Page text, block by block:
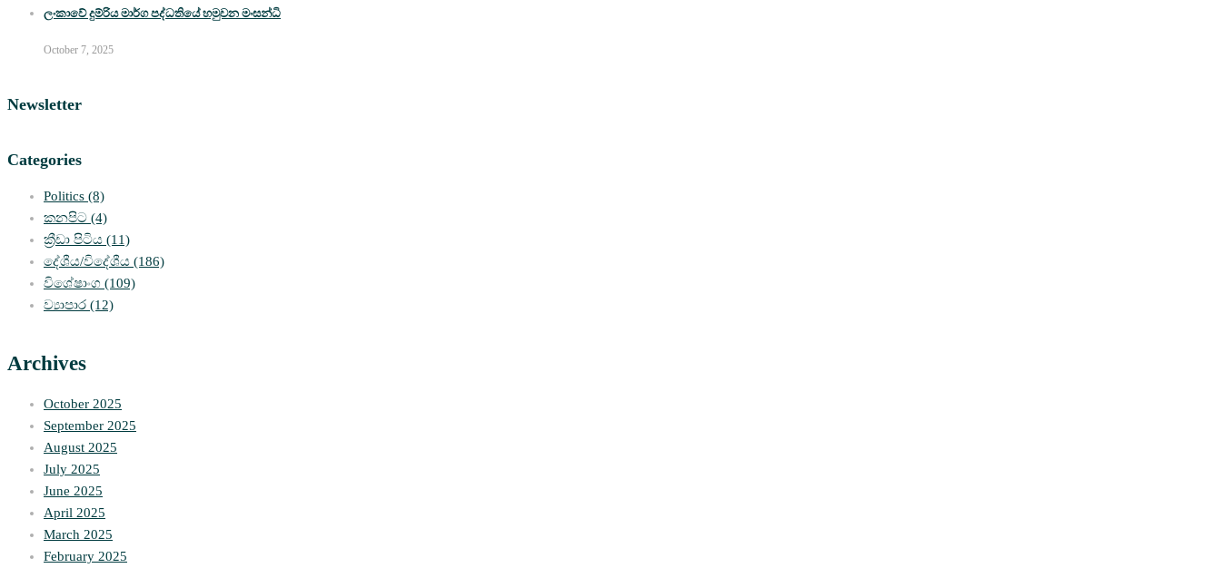
ලංකාවේ දුම්රිය මාර්ග පද්ධතියේ හමුවන මංසන්ධි
October 7, 2025
Newsletter
Categories
Politics (8)
කනපිට (4)
ක්‍රීඩා පිටිය (11)
දේශීය/විදේශීය (186)
විශේෂාංග (109)
ව්‍යාපාර (12)
Archives
October 2025
September 2025
August 2025
July 2025
June 2025
April 2025
March 2025
February 2025